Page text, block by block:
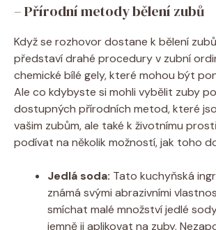
– Přírodní metody bělení zubů
Když se rozhovor dostane k bělení
představí drahé procedury v zubní
chemické bílé gely, které mohou být
Ale co kdybyste si mohli vybělit zuby
dostupných přírodních metod, které
vašim zubům, ale také k životnímu
podívat na několik možností, jak toho
Jedlá soda: Tato kuchyňská
známá svými abrazivními
smíchat malé množství jedlé
jemně ji aplikovat na zuby.